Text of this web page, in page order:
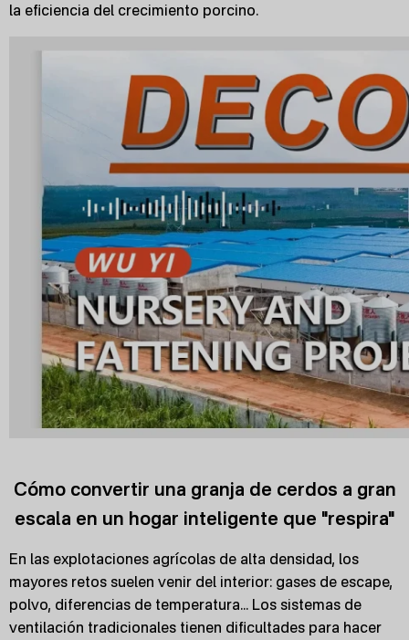
la eficiencia del crecimiento porcino.
Cómo convertir una granja de cerdos a gran
escala en un hogar inteligente que "respira"
En las explotaciones agrícolas de alta densidad, los
mayores retos suelen venir del interior: gases de escape,
polvo, diferencias de temperatura... Los sistemas de
ventilación tradicionales tienen dificultades para hacer